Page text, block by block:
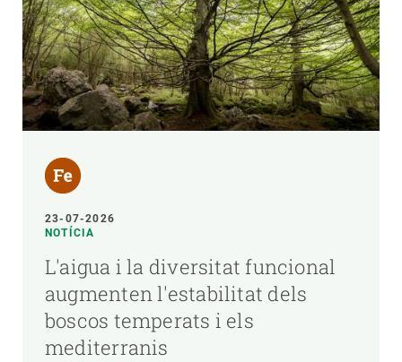
23-07-2026
NOTÍCIA
L'aigua i la diversitat funcional
augmenten l'estabilitat dels
boscos temperats i els
mediterranis